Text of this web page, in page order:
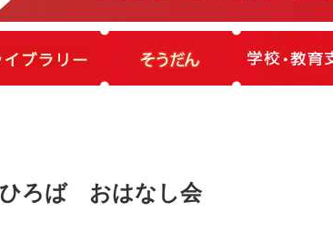
ひろば おはなし会